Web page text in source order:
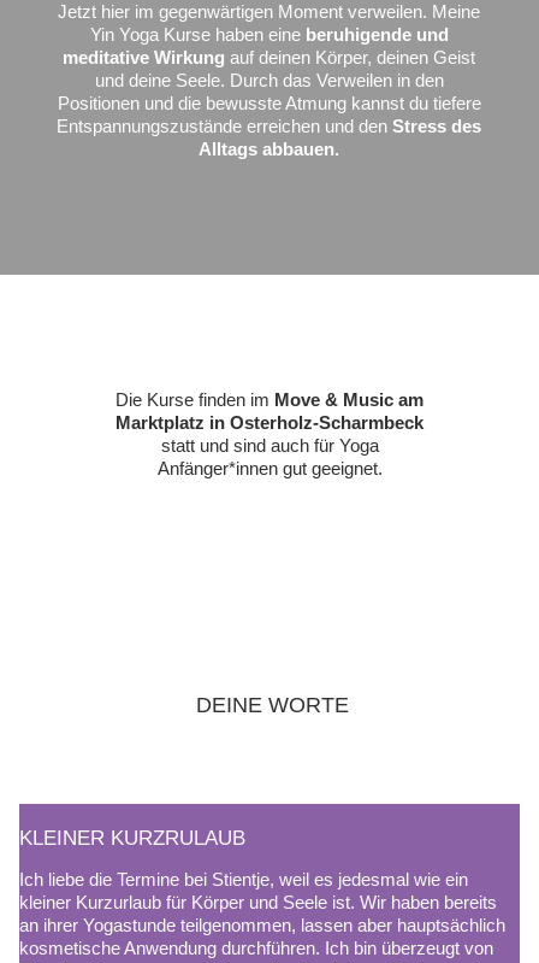
Jetzt hier im gegenwärtigen Moment verweilen. Meine
Yin Yoga Kurse haben eine beruhigende und
meditative Wirkung auf deinen Körper, deinen Geist
und deine Seele. Durch das Verweilen in den
Positionen und die bewusste Atmung kannst du tiefere
Entspannungszustände erreichen und denStress des
Alltags abbauen.
Die Kurse finden im Move & Music am
Marktplatz in Osterholz-Scharmbeck
statt und sind auch für Yoga
Anfänger*innen gut geeignet.
DEINE WORTE
KLEINER KURZRULAUB
Ich liebe die Termine bei Stientje, weil es jedesmal wie ein
kleiner Kurzurlaub für Körper und Seele ist. Wir haben bereits
an ihrer Yogastunde teilgenommen, lassen aber hauptsächlich
kosmetische Anwendung durchführen. Ich bin überzeugt von